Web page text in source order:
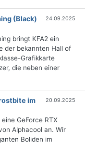
(Black)
24.09.2025
bringt KFA2 ein
der bekannten Hall of
Grafikkarte
die neben einer
im
20.09.2025
GeForce RTX
Alphacool an. Wir
Boliden im